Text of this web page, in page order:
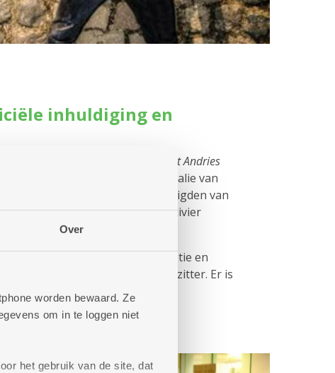
Over
worden bewaard. Ze
om in te loggen niet
het gebruik van de site, dat
inhuldiging en
Kombine Sint Andries
in aanwezigheid van Nathalie van
Antwerpen en afgevaardigden van
Antwerpen Anne Baré en Olivier
wordt afgesloten met een receptie en
aangesneden door de voorzitter. Er is
cava/mocktail voor iedereen.